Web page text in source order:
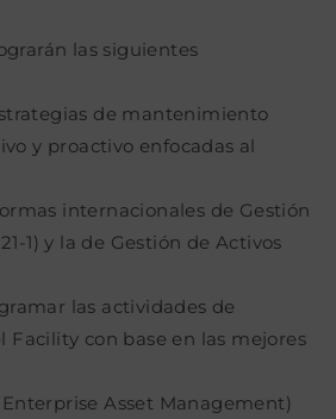
las siguientes
de mantenimiento
y proactivo enfocadas al
internacionales de Gestión
1) y la de Gestión de Activos
las actividades de
con base en las mejores
Asset Management)